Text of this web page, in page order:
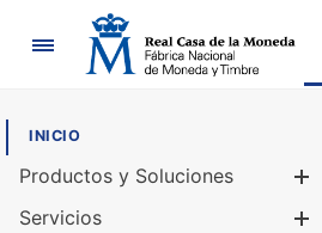
Navegación
INICIO
Productos y Soluciones
Servicios